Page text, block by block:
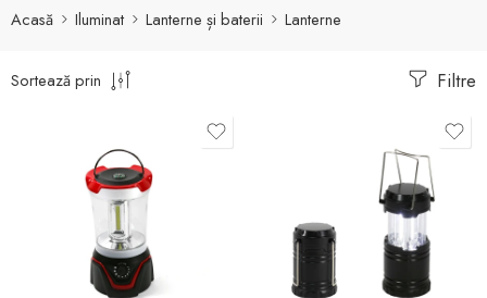
Acasă Iluminat Lanterne și baterii Lanterne
Filtre
Sortează prin